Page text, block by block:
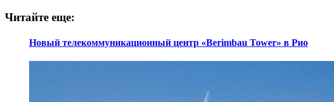
Читайте еще:
Новый телекоммуникационный центр «Berimbau Tower» в Рио